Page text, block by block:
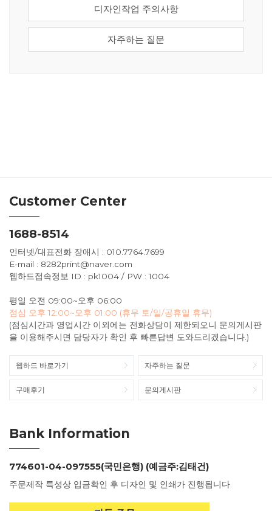
디자인작업 주의사항
자주하는 질문
Customer Center
1688-8514
인터넷/대표전화 장애시 : 010.7764.7699
E-mail : 8282print@naver.com
웹하드접속정보 ID : pk1004 / PW : 1004
평일 오전 09:00~오후 06:00
점심 오후 12:00~오후 01:00 (휴무 토/일/공휴일 휴무)
(점심시간과 영업시간 이외에는 전화상담이 제한되오니 문의게시판
을 이용해주시면 담당자가 확인 후 빠른답변 도와드리겠습니다.)
웹하드 바로가기 자주하는 질문
구매후기 문의게시판
Bank Information
774601-04-097555(국민은행) (예금주:김태건)
주문제작 특성상 입금확인 후 디자인 및 인쇄가 진행됩니다.